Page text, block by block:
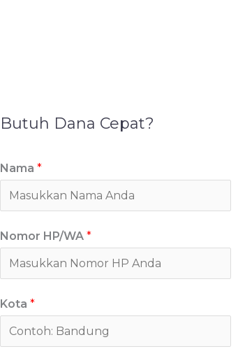
Butuh Dana Cepat?
Nama *
Nomor HP/WA *
Kota *